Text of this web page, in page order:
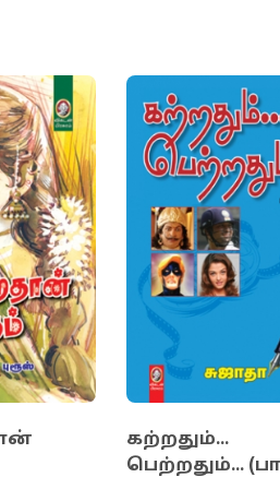
வெளிப்படுத்தும் காசி
சச்சிதானந்தன், பத்மினி
மாஸ்டர் நவம், யாழூர்
ஒட்டுமொத்த
உணர்வுகளைப்
சிலரின் கருத்துகளை
கற்றதும்...
பெற்றதும்...